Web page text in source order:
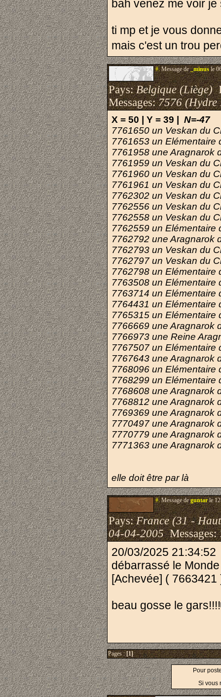
bah venez me voir
ti mp et je vous
mais c'est un trou
#.Message de_minusle
Pays:Belgique (Liège)
Messages:7576 (Hydre
X = 50 | Y = 39
N=-47
7761650 un Veskan du
7761653 un Elémentaire
7761958 une Aragnarok
7761959 un Veskan du
7761960 un Veskan du
7761961 un Veskan du
7762302 un Veskan du
7762556 un Veskan du
7762558 un Veskan du
7762559 un Elémentaire
7762792 une Aragnarok
7762793 un Veskan du
7762797 un Veskan du
7762798 un Elémentaire
7763508 un Elémentaire
7763714 un Elémentaire
7764431 un Elémentaire
7765315 un Elémentaire
7766669 une Aragnarok
7766973 une Reine
7767507 un Elémentaire
7767643 une Aragnarok
7768096 un Elémentaire
7768299 un Elémentaire
7768608 une Aragnarok
7768812 une Aragnarok
7769369 une Aragnarok
7770497 une Aragnarok
7770779 une Aragnarok
7771363 une Aragnarok
elle doit être par là
#.Message deguntarle
Pays:France (31 -
04-04-2005Messages:
20/03/2025 21:34:52
débarrassé le
[Achevée] ( 7663421
beau gosse le gars!!!!
Pages :[1]
Pour
Si vous